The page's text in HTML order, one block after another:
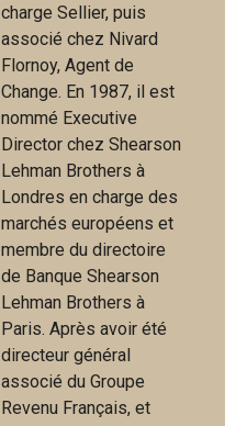
charge Sellier, puis
associé chez Nivard
Flornoy, Agent de
Change. En 1987, il est
nommé Executive
Director chez Shearson
Lehman Brothers à
Londres en charge des
marchés européens et
membre du directoire
de Banque Shearson
Lehman Brothers à
Paris. Après avoir été
directeur général
associé du Groupe
Revenu Français, et